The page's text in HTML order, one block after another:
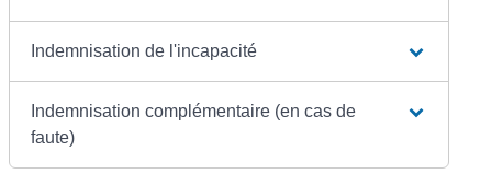
Indemnisation de l'incapacité
Indemnisation complémentaire (en cas de
faute)